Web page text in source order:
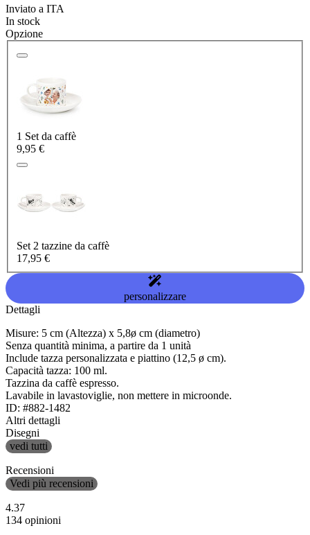
Inviato a ITA
In stock
Opzione
1 Set da caffè
9,95 €
Set 2 tazzine da caffè
17,95 €
personalizzare
Dettagli
Misure: 5 cm (Altezza) x 5,8ø cm (diametro)
Senza quantità minima, a partire da 1 unità
Include tazza personalizzata e piattino (12,5 ø cm).
Capacità tazza: 100 ml.
Tazzina da caffè espresso.
Lavabile in lavastoviglie, non mettere in microonde.
ID: #882-1482
Altri dettagli
Disegni
vedi tutti
Recensioni
Vedi più recensioni
4.37
134 opinioni